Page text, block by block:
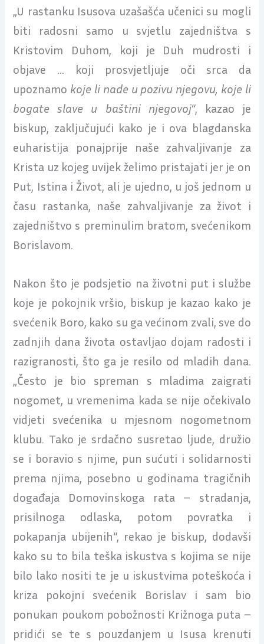
„U rastanku Isusova uzašašća učenici su mogli
biti radosni samo u svjetlu zajedništva s
Kristovim Duhom, koji je Duh mudrosti i
objave … koji prosvjetljuje oči srca da
upoznamo koje li nade u pozivu njegovu, koje li
bogate slave u baštini njegovoj“, kazao je
biskup, zaključujući kako je i ova blagdanska
euharistija ponajprije naše zahvaljivanje za
Krista uz kojeg uvijek želimo pristajati jer je on
Put, Istina i Život, ali je ujedno, u još jednom u
času rastanka, naše zahvaljivanje za život i
zajedništvo s preminulim bratom, svećenikom
Borislavom.
Nakon što je podsjetio na životni put i službe
koje je pokojnik vršio, biskup je kazao kako je
svećenik Boro, kako su ga većinom zvali, sve do
zadnjih dana života ostavljao dojam radosti i
razigranosti, što ga je resilo od mladih dana.
„Često je bio spreman s mladima zaigrati
nogomet, u vremenima kada se nije očekivalo
vidjeti svećenika u mjesnom nogometnom
klubu. Tako je srdačno susretao ljude, družio
se i boravio s njime, pun sućuti i solidarnosti
prema njima, posebno u godinama tragičnih
događaja Domovinskoga rata – stradanja,
prisilnoga odlaska, potom povratka i
pokapanja ubijenih“, rekao je biskup, dodavši
kako su to bila teška iskustva s kojima se nije
bilo lako nositi te je u iskustvima poteškoća i
kriza pokojni svećenik Borislav i sam bio
ponukan poukom pobožnosti Križnoga puta –
pridići se te s pouzdanjem u Isusa krenuti